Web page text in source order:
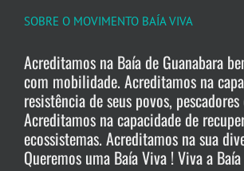
SOBRE O MOVIMENTO BAÍA VIVA
Acreditamos na Baía de Guanabara
com mobilidade. Acreditamos na
resistência de seus povos,
Acreditamos na capacidade de
ecossistemas. Acreditamos na sua
Queremos uma Baía Viva ! Viva a